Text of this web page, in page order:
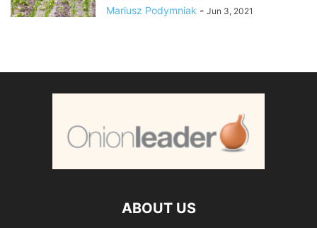
Mariusz Podymniak - Jun 3, 2021
ABOUT US